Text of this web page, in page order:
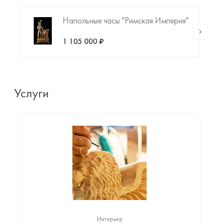
Напольные часы "Римская Империя"
1 105 000 ₽
Услуги
Интерьер